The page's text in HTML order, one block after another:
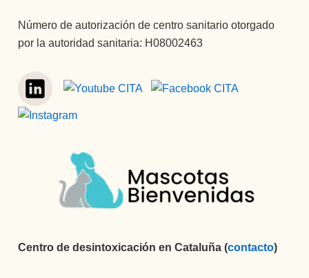
Número de autorización de centro sanitario otorgado
por la autoridad sanitaria: H08002463
Centro de desintoxicación en Cataluña (contacto)